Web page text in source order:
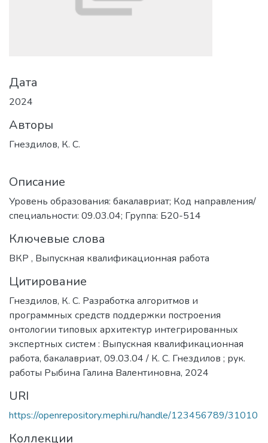
Дата
2024
Авторы
Гнездилов, К. С.
Описание
Уровень образования: бакалавриат; Код направления/
специальности: 09.03.04; Группа: Б20-514
Ключевые слова
ВКР , Выпускная квалификационная работа
Цитирование
Гнездилов, К. С. Разработка алгоритмов и
программных средств поддержки построения
онтологии типовых архитектур интегрированных
экспертных систем : Выпускная квалификационная
работа, бакалавриат, 09.03.04 / К. С. Гнездилов ; рук.
работы Рыбина Галина Валентиновна, 2024
URI
https://openrepository.mephi.ru/handle/123456789/31010
Коллекции